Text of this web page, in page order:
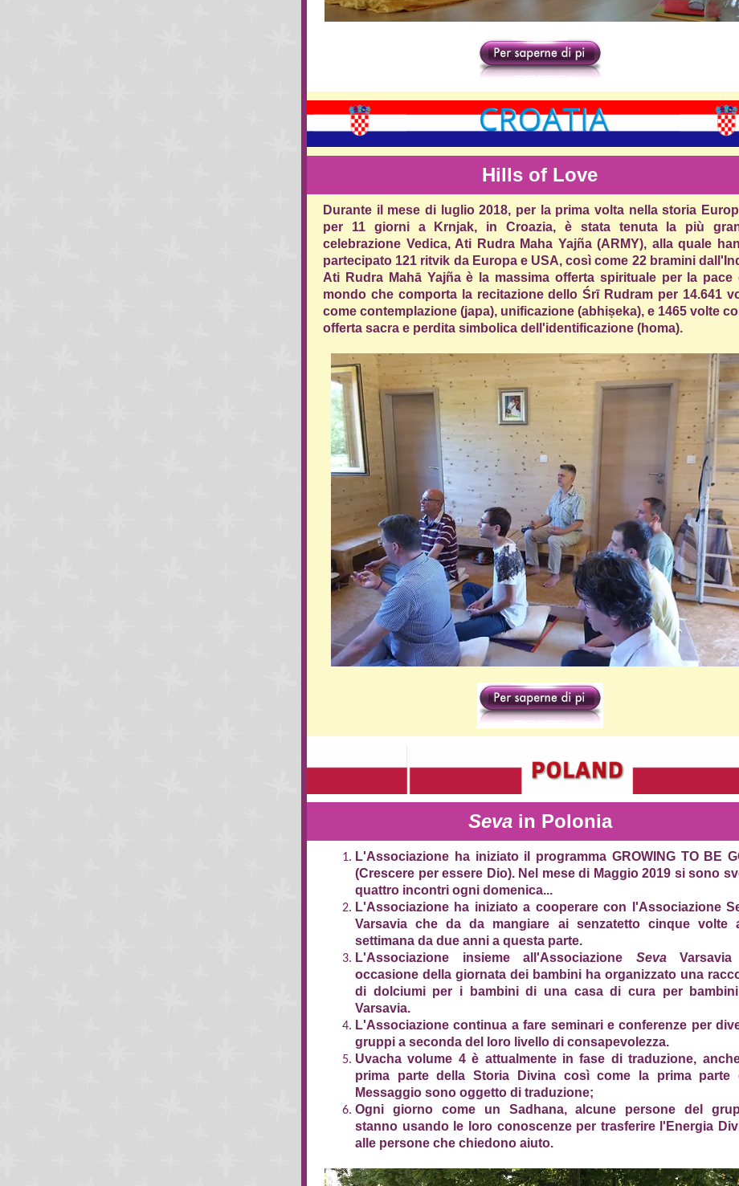
Hills of Love
Durante il mese di luglio 2018, per la prima volta nella storia
per 11 giorni a Krnjak, in Croazia, è stata tenuta la più
celebrazione Vedica, Ati Rudra Maha Yajña (ARMY), alla quale
partecipato 121 ritvik da Europa e USA, così come 22 bramini
Ati Rudra Mahā Yajña è la massima offerta spirituale per la pace
mondo che comporta la recitazione dello Śrī Rudram per 14.641
come contemplazione (japa), unificazione (abhiṣeka), e 1465 volte
offerta sacra e perdita simbolica dell'identificazione (homa).
Seva in Polonia
L'Associazione ha iniziato il programma GROWING TO BE
(Crescere per essere Dio). Nel mese di Maggio 2019 si sono
quattro incontri ogni domenica...
L'Associazione ha iniziato a cooperare con l'Associazione
Varsavia che da da mangiare ai senzatetto cinque volte
settimana da due anni a questa parte.
L'Associazione insieme all'Associazione Seva
occasione della giornata dei bambini ha organizzato una
di dolciumi per i bambini di una casa di cura per
Varsavia.
L'Associazione continua a fare seminari e conferenze per
gruppi a seconda del loro livello di consapevolezza.
Uvacha volume 4 è attualmente in fase di traduzione,
prima parte della Storia Divina così come la prima parte
Messaggio sono oggetto di traduzione;
Ogni giorno come un Sadhana, alcune persone del
stanno usando le loro conoscenze per trasferire l'Energia
alle persone che chiedono aiuto.